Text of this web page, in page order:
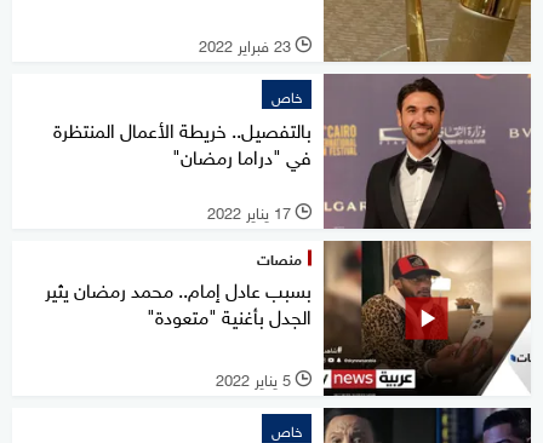
l 23 فبراير 2022
خاص
بالتفصيل.. خريطة الأعمال المنتظرة
في "دراما رمضان"
l 17 يناير 2022
منصات
بسبب عادل إمام.. محمد رمضان يثير
الجدل بأغنية "متعودة"
l 5 يناير 2022
خاص